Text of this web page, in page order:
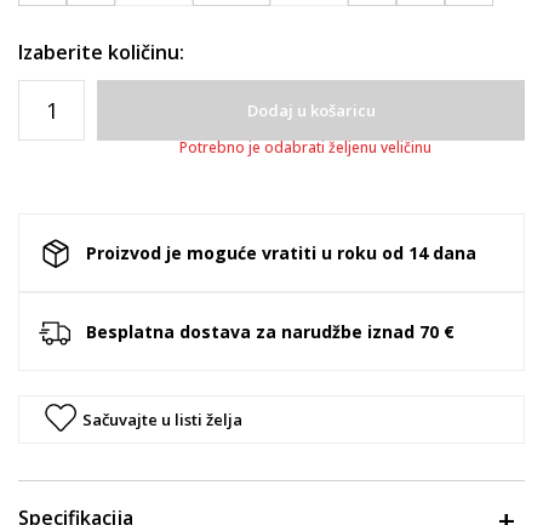
Izaberite količinu:
Dodaj u košaricu
Potrebno je odabrati željenu veličinu
Proizvod je moguće vratiti u roku od 14 dana
Besplatna dostava za narudžbe iznad 70 €
Sačuvajte u listi želja
Specifikacija